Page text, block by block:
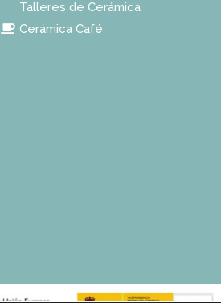
Talleres de Cerámica
Cerámica Café